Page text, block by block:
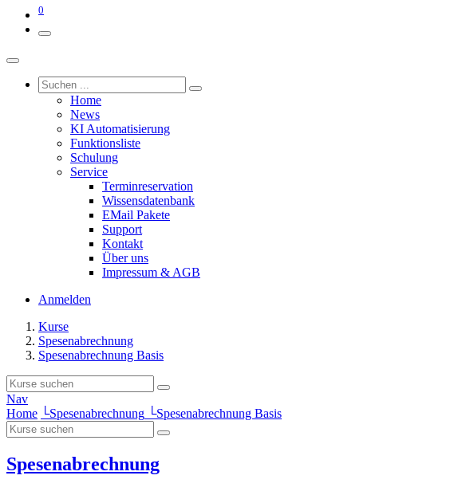
0
Home
News
KI Automatisierung
Funktionsliste
Schulung
Service
Terminreservation
Wissensdatenbank
EMail Pakete
Support
Kontakt
Über uns
Impressum & AGB
Anmelden
Kurse
Spesenabrechnung
Spesenabrechnung Basis
Nav
Home └Spesenabrechnung └Spesenabrechnung Basis
Spesenabrechnung